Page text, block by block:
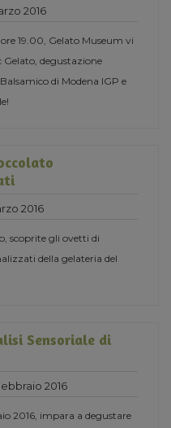
2016
19.00, Gelato Museum vi
degustazione
di Modena IGP e
2016
scoprite gli ovetti di
della gelateria del
Sensoriale di
2016
2016, impara a degustare